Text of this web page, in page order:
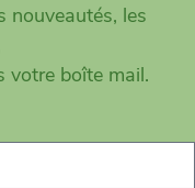
nouveautés, les
votre boîte mail.